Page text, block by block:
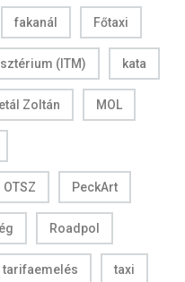
fakanál Főtaxi
(ITM) kata
Zoltán MOL
OTSZ PeckArt
Roadpol
tarifaemelés taxi